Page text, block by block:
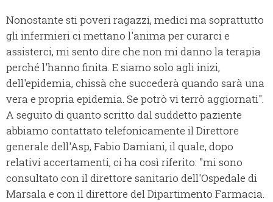
Nonostante sti poveri ragazzi, medici ma soprattutto
gli infermieri ci mettano l'anima per curarci e
assisterci, mi sento dire che non mi danno la terapia
perché l'hanno finita. E siamo solo agli inizi,
dell'epidemia, chissà che succederà quando sarà una
vera e propria epidemia. Se potrò vi terrò aggiornati".
A seguito di quanto scritto dal suddetto paziente
abbiamo contattato telefonicamente il Direttore
generale dell'Asp, Fabio Damiani, il quale, dopo
relativi accertamenti, ci ha così riferito: "mi sono
consultato con il direttore sanitario dell'Ospedale di
Marsala e con il direttore del Dipartimento Farmacia.